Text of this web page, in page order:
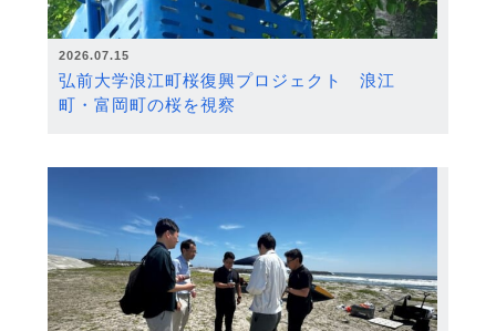
2026.07.15
弘前大学浪江町桜復興プロジェクト 浪江
町・富岡町の桜を視察